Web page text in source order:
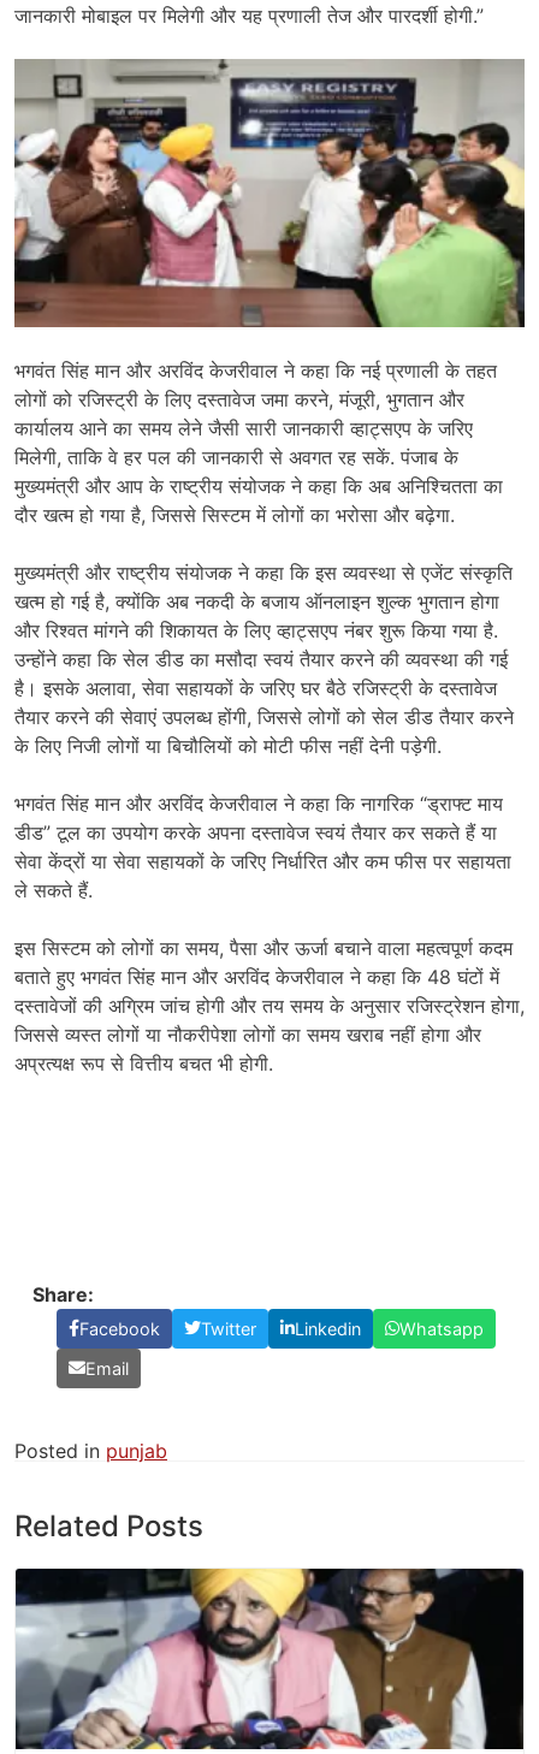
जानकारी मोबाइल पर मिलेगी और यह प्रणाली तेज और पारदर्शी होगी.”
भगवंत सिंह मान और अरविंद केजरीवाल ने कहा कि नई प्रणाली के तहत
लोगों को रजिस्ट्री के लिए दस्तावेज जमा करने, मंजूरी, भुगतान और
कार्यालय आने का समय लेने जैसी सारी जानकारी व्हाट्सएप के जरिए
मिलेगी, ताकि वे हर पल की जानकारी से अवगत रह सकें. पंजाब के
मुख्यमंत्री और आप के राष्ट्रीय संयोजक ने कहा कि अब अनिश्चितता का
दौर खत्म हो गया है, जिससे सिस्टम में लोगों का भरोसा और बढ़ेगा.
मुख्यमंत्री और राष्ट्रीय संयोजक ने कहा कि इस व्यवस्था से एजेंट संस्कृति
खत्म हो गई है, क्योंकि अब नकदी के बजाय ऑनलाइन शुल्क भुगतान होगा
और रिश्वत मांगने की शिकायत के लिए व्हाट्सएप नंबर शुरू किया गया है.
उन्होंने कहा कि सेल डीड का मसौदा स्वयं तैयार करने की व्यवस्था की गई
है। इसके अलावा, सेवा सहायकों के जरिए घर बैठे रजिस्ट्री के दस्तावेज
तैयार करने की सेवाएं उपलब्ध होंगी, जिससे लोगों को सेल डीड तैयार करने
के लिए निजी लोगों या बिचौलियों को मोटी फीस नहीं देनी पड़ेगी.
भगवंत सिंह मान और अरविंद केजरीवाल ने कहा कि नागरिक “ड्राफ्ट माय
डीड” टूल का उपयोग करके अपना दस्तावेज स्वयं तैयार कर सकते हैं या
सेवा केंद्रों या सेवा सहायकों के जरिए निर्धारित और कम फीस पर सहायता
ले सकते हैं.
इस सिस्टम को लोगों का समय, पैसा और ऊर्जा बचाने वाला महत्वपूर्ण कदम
बताते हुए भगवंत सिंह मान और अरविंद केजरीवाल ने कहा कि 48 घंटों में
दस्तावेजों की अग्रिम जांच होगी और तय समय के अनुसार रजिस्ट्रेशन होगा,
जिससे व्यस्त लोगों या नौकरीपेशा लोगों का समय खराब नहीं होगा और
अप्रत्यक्ष रूप से वित्तीय बचत भी होगी.
Share:
Facebook Twitter Linkedin
Whatsapp
Email
Posted in punjab
Related Posts